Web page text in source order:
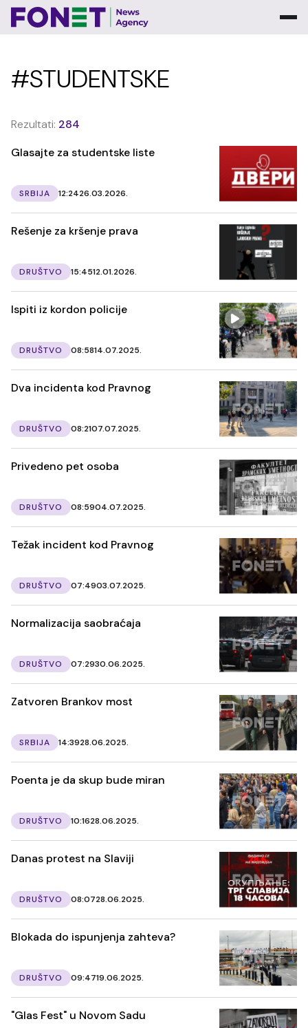
#STUDENTSKE
Rezultati: 284
Glasajte za studentske liste
SRBIJA 12:2426.03.2026.
Rešenje za kršenje prava
DRUŠTVO 15:4512.01.2026.
Ispiti iz kordon policije
DRUŠTVO 08:5814.07.2025.
Dva incidenta kod Pravnog
DRUŠTVO 08:2107.07.2025.
Privedeno pet osoba
DRUŠTVO 08:5904.07.2025.
Težak incident kod Pravnog
DRUŠTVO 07:4903.07.2025.
Normalizacija saobraćaja
DRUŠTVO 07:2930.06.2025.
Zatvoren Brankov most
SRBIJA 14:3928.06.2025.
Poenta je da skup bude miran
DRUŠTVO 10:1628.06.2025.
Danas protest na Slaviji
DRUŠTVO 08:0728.06.2025.
Blokada do ispunjenja zahteva?
DRUŠTVO 09:4719.06.2025.
"Glas Fest" u Novom Sadu